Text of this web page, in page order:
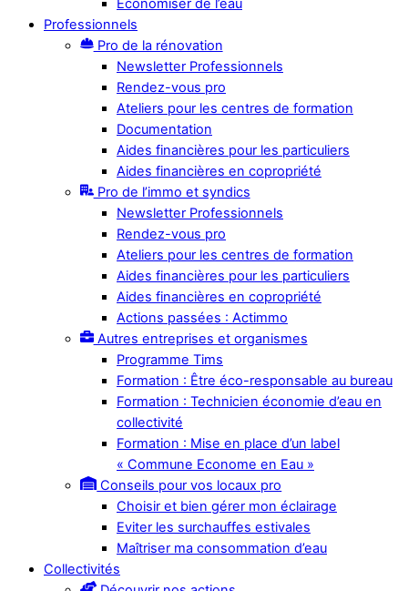
Professionnels
Pro de la rénovation
Newsletter Professionnels
Rendez-vous pro
Ateliers pour les centres de formation
Documentation
Aides financières pour les particuliers
Aides financières en copropriété
Pro de l’immo et syndics
Newsletter Professionnels
Rendez-vous pro
Ateliers pour les centres de formation
Aides financières pour les particuliers
Aides financières en copropriété
Actions passées : Actimmo
Autres entreprises et organismes
Programme Tims
Formation : Être éco-responsable au bureau
Formation : Technicien économie d’eau en
collectivité
Formation : Mise en place d’un label
« Commune Econome en Eau »
Conseils pour vos locaux pro
Choisir et bien gérer mon éclairage
Eviter les surchauffes estivales
Maîtriser ma consommation d’eau
Collectivités